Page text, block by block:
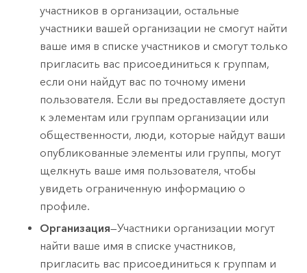
участников в организации, остальные
участники вашей организации не смогут найти
ваше имя в списке участников и смогут только
пригласить вас присоединиться к группам,
если они найдут вас по точному имени
пользователя. Если вы предоставляете доступ
к элементам или группам организации или
общественности, люди, которые найдут ваши
опубликованные элементы или группы, могут
щелкнуть ваше имя пользователя, чтобы
увидеть ограниченную информацию о
профиле.
Организация—Участники организации могут
найти ваше имя в списке участников,
пригласить вас присоединиться к группам и